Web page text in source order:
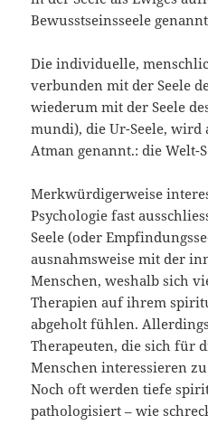
Bewusstseinsseele
Die individuelle,
verbunden mit der Seele
wiederum mit der Seele
mundi), die Ur-Seele, wird
Atman genannt.: die Welt-
Merkwürdigerweise
Psychologie fast
Seele (oder
ausnahmsweise mit der
Menschen, weshalb sich
Therapien auf ihrem
abgeholt fühlen.
Therapeuten, die sich für
Menschen interessieren
Noch oft werden tiefe
pathologisiert – wie